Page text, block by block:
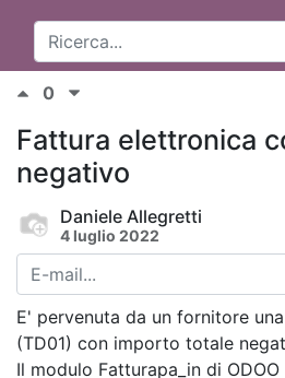
0
Fattura elettronica
negativo
Daniele Allegretti
4 luglio 2022
E' pervenuta da un fornitore
(TD01) con importo totale
Il modulo Fatturapa_in di